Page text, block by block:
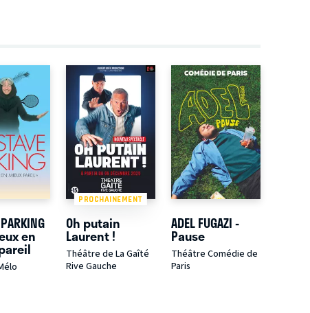
en
PROCHAINEMENT
Oh putain
Laurent !
Théâtre de La Gaîté
Rive Gauche
ADEL FUGAZI -
Pause
Théâtre Comédie de
Paris